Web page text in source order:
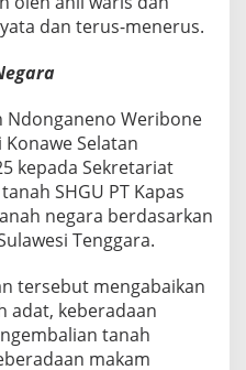
dan terus-menerus.
Ndonganeno Weribone
Selatan
kepada Sekretariat
SHGU PT Kapas
negara berdasarkan
Tenggara.
tersebut mengabaikan
adat, keberadaan
tanah
makam